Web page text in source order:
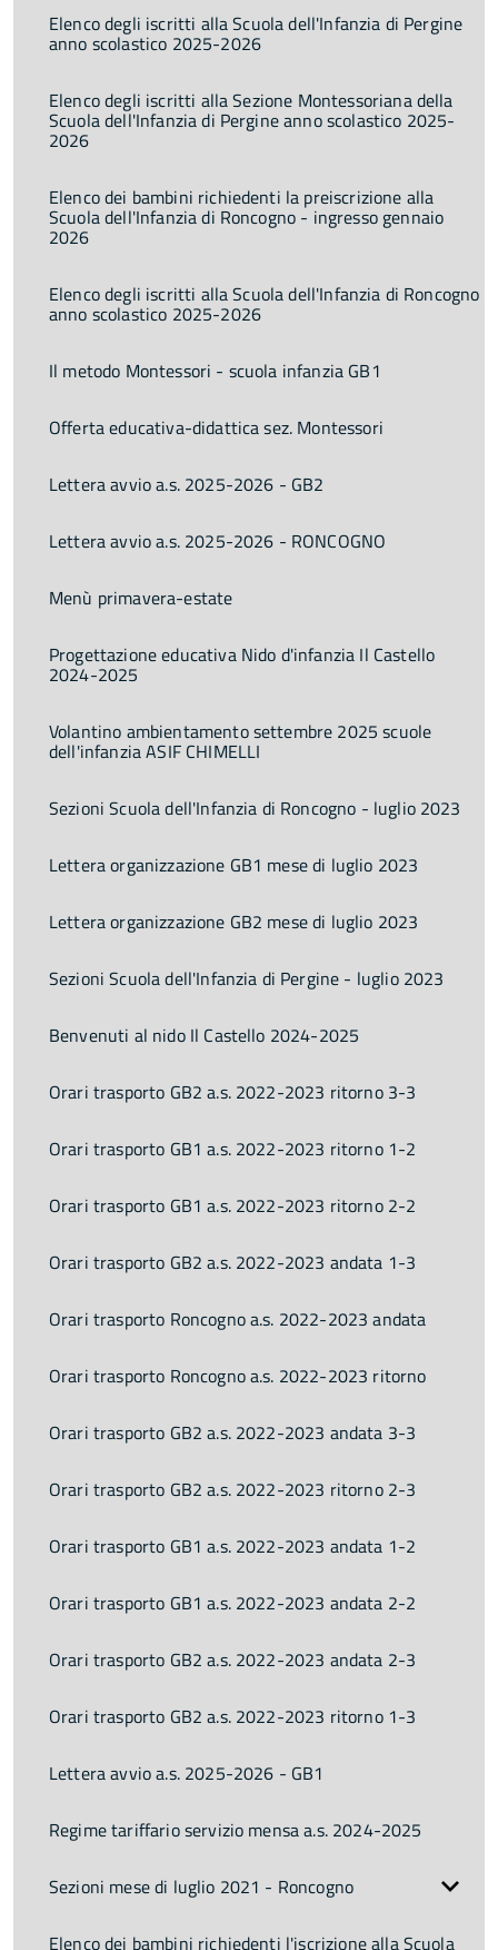
Elenco degli iscritti alla Scuola dell'Infanzia di Pergine
anno scolastico 2025-2026
Elenco degli iscritti alla Sezione Montessoriana della
Scuola dell'Infanzia di Pergine anno scolastico 2025-
2026
Elenco dei bambini richiedenti la preiscrizione alla
Scuola dell'Infanzia di Roncogno - ingresso gennaio
2026
Elenco degli iscritti alla Scuola dell'Infanzia di Roncogno
anno scolastico 2025-2026
Il metodo Montessori - scuola infanzia GB1
Offerta educativa-didattica sez. Montessori
Lettera avvio a.s. 2025-2026 - GB2
Lettera avvio a.s. 2025-2026 - RONCOGNO
Menù primavera-estate
Progettazione educativa Nido d'infanzia Il Castello
2024-2025
Volantino ambientamento settembre 2025 scuole
dell'infanzia ASIF CHIMELLI
Sezioni Scuola dell'Infanzia di Roncogno - luglio 2023
Lettera organizzazione GB1 mese di luglio 2023
Lettera organizzazione GB2 mese di luglio 2023
Sezioni Scuola dell'Infanzia di Pergine - luglio 2023
Benvenuti al nido Il Castello 2024-2025
Orari trasporto GB2 a.s. 2022-2023 ritorno 3-3
Orari trasporto GB1 a.s. 2022-2023 ritorno 1-2
Orari trasporto GB1 a.s. 2022-2023 ritorno 2-2
Orari trasporto GB2 a.s. 2022-2023 andata 1-3
Orari trasporto Roncogno a.s. 2022-2023 andata
Orari trasporto Roncogno a.s. 2022-2023 ritorno
Orari trasporto GB2 a.s. 2022-2023 andata 3-3
Orari trasporto GB2 a.s. 2022-2023 ritorno 2-3
Orari trasporto GB1 a.s. 2022-2023 andata 1-2
Orari trasporto GB1 a.s. 2022-2023 andata 2-2
Orari trasporto GB2 a.s. 2022-2023 andata 2-3
Orari trasporto GB2 a.s. 2022-2023 ritorno 1-3
Lettera avvio a.s. 2025-2026 - GB1
Regime tariffario servizio mensa a.s. 2024-2025
Sezioni mese di luglio 2021 - Roncogno
Elenco dei bambini richiedenti l'iscrizione alla Scuola